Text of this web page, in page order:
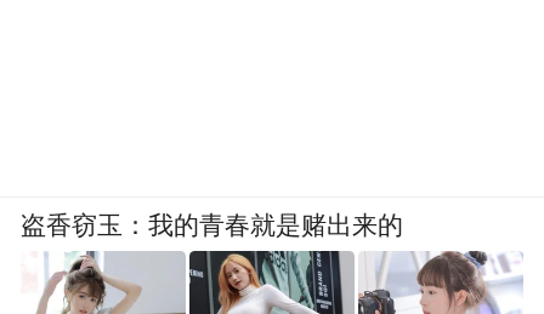
盗香窃玉：我的青春就是赌出来的